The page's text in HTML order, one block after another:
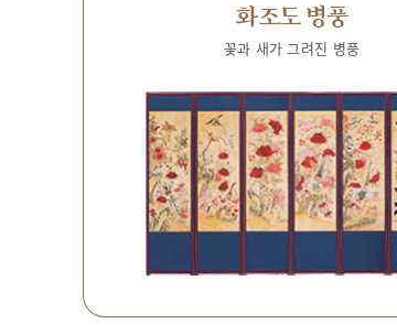
화조도 병풍
꽃과 새가 그려진 병풍